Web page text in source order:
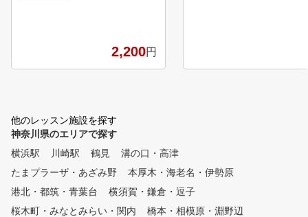
ティスレッスンを取り入れ、ケ
待できます。 ピラティスは西
洋のヨガといわれ、ゴルフの上
善や肩こり解消など健康面でも
高い効果が得られます。 ゴル
フスクールＧＨＳは、「健康的
に上達する」をモットーに、神
奈川県内、横浜、川崎、湘南地
区で展開しているゴルフスクー
ルです。 通常レッスンの他、
2,200円
他のレッスン施設を探す
神奈川県のエリアで探す
横浜駅
川崎駅 鶴見
溝の口・高津
たまプラーザ・あざみ野
本厚木・海老名・伊勢原
港北・都筑・青葉台
横須賀・鎌倉・逗子
桜木町・みなとみらい・関内
橋本・相模原・淵野辺